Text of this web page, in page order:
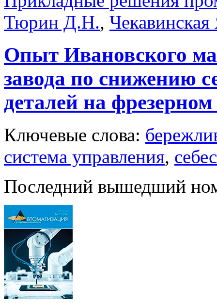
Тюрин Д.Н.,
Опыт Ивановского
завода по снижению
деталей на фрезерном
Ключевые слова:
система управления,
Последний вышедший